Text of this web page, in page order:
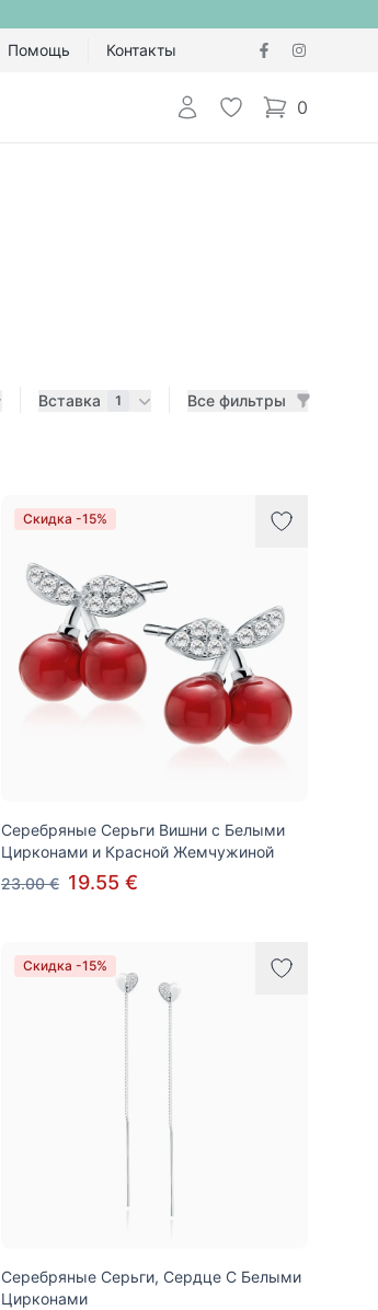
Помощь Контакты
Авторизоваться
Избранное
0
items in cart,
Вставка 1 Все фильтры
Скидка -15%
Серебряные Серьги Вишни с Белыми
Цирконами и Красной Жемчужиной
23.00 € 19.55 €
Скидка -15%
Серебряные Серьги, Сердце С Белыми
Цирконами